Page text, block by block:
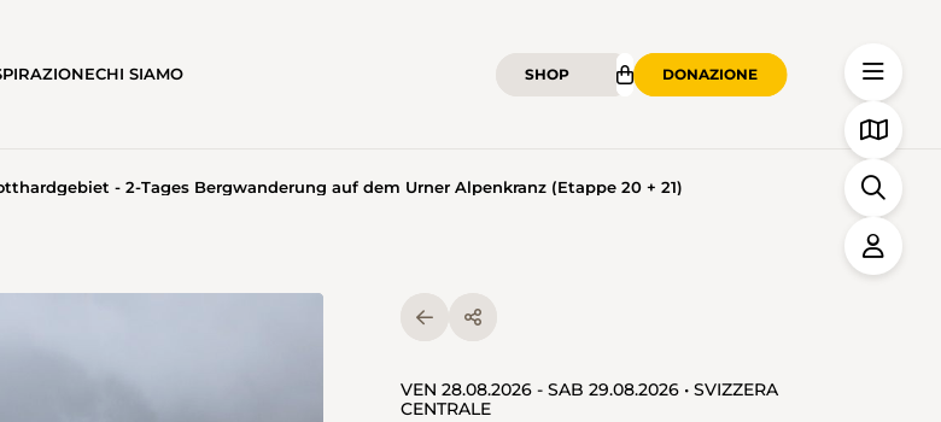
CHI SIAMO SHOP DONAZIONE
- 2-Tages Bergwanderung auf dem Urner Alpenkranz (Etappe 20 + 21)
VEN 28.08.2026 - SAB 29.08.2026 • SVIZZERA
CENTRALE